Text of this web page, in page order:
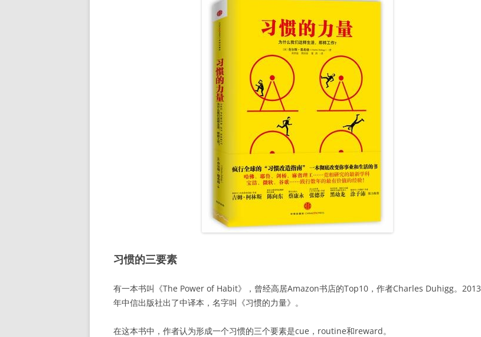
习惯的三要素
有一本书叫《The Power of Habit》，曾经高居Amazon书店的Top10，作者Charles Duhigg。2013
年中信出版社出了中译本，名字叫《习惯的力量》。
在这本书中，作者认为形成一个习惯的三个要素是cue，routine和reward。